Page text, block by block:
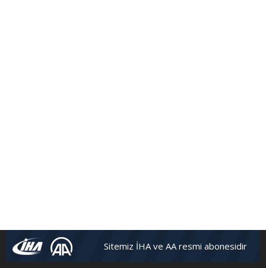
Sitemiz İHA ve AA resmi abonesidir